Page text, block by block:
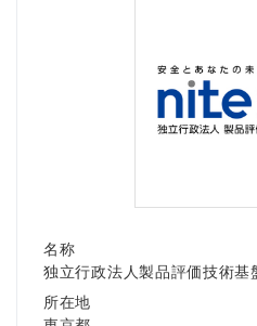
名称
独立行政法人製品評価技術基
所在地